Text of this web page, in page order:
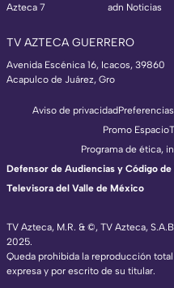
Azteca 7
adn Noticias
TV AZTECA GUERRERO
Avenida Escénica 16, Icacos, 39860
Acapulco de Juárez, Gro
TV Azteca, M.R. & ©, TV Azteca,
2025.
Queda prohibida la reproducción
expresa y por escrito de su titular.
Aviso de privacidad
Promo Espacio
Programa de ética,
Defensor de Audiencias y Código
Televisora del Valle de México